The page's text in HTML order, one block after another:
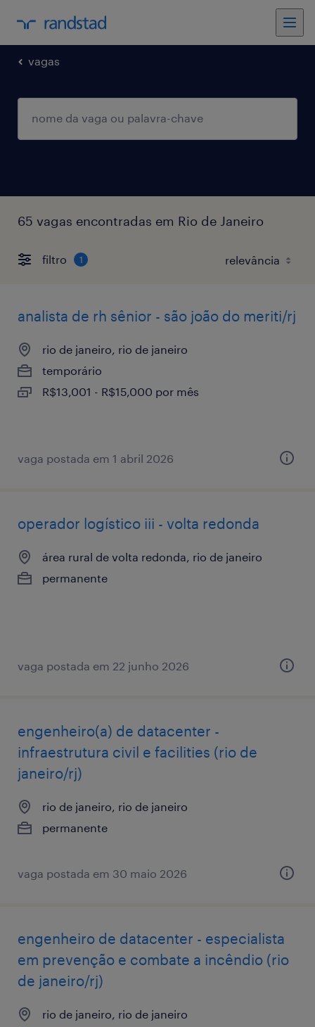
vagas
65 vagas encontradas em Rio de Janeiro
filtro 1
analista de rh sênior - são joão do meriti/rj
rio de janeiro, rio de janeiro
temporário
R$13,001 - R$15,000 por mês
vaga postada em 1 abril 2026
operador logístico iii - volta redonda
área rural de volta redonda, rio de janeiro
permanente
vaga postada em 22 junho 2026
engenheiro(a) de datacenter -
infraestrutura civil e facilities (rio de
janeiro/rj)
rio de janeiro, rio de janeiro
permanente
vaga postada em 30 maio 2026
engenheiro de datacenter - especialista
em prevenção e combate a incêndio (rio
de janeiro/rj)
rio de janeiro, rio de janeiro